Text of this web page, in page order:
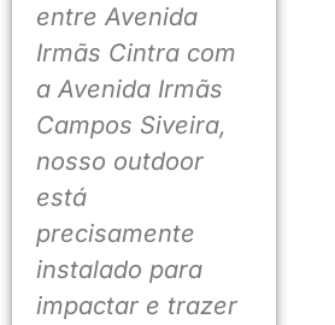
entre Avenida
Irmãs Cintra com
a Avenida Irmãs
Campos Siveira,
nosso outdoor
está
precisamente
instalado para
impactar e trazer